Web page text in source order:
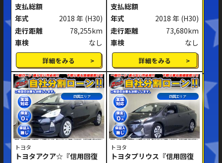
閉じる
支払総額
年式
2018 年 (H30)
走行距離
78,255km
車検
なし
詳細をみる
支払総額
年式
2018 年 (H30)
走行距離
73,680km
車検
なし
詳細をみる
四国エリア
トヨタ
トヨタアクア☆『信用回復
四国エリア
トヨタ
トヨタプリウス『信用回復